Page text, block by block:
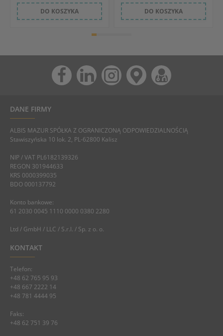
DO KOSZYKA DO KOSZYKA
DANE FIRMY
ALBIS MAZUR SPÓŁKA Z OGRANICZONĄ ODPOWIEDZIALNOŚCIĄ
Stawiszyńska 10 lok. 2, PL-62800 Kalisz
NIP / VAT PL6182139326
REGON 301944633
KRS 0000399035
BDO 000137792
Konto bankowe:
61 2030 0045 1110 0000 0380 2280
Ltd / GmbH / LLC / S.r.l. / Sp. z o. o.
KONTAKT
Telefon:
+48 62 765 95 93
+48 667 2222 14
+48 781 4444 95
Faks:
+48 62 751 39 76